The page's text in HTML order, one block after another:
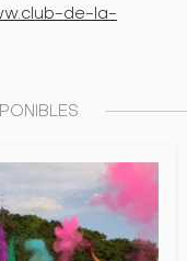
de-la-